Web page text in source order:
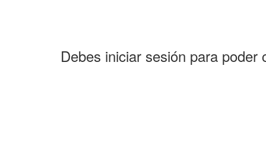
Debes iniciar sesión para poder